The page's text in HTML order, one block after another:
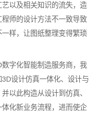
以及相关知识的流失，造
师的设计方法不一致导致
样，让图纸整理变得繁琐
字化智能制造服务商，我
设计仿真一体化、设计与
以此构造从设计到仿真、
化新业务流程，进而使企